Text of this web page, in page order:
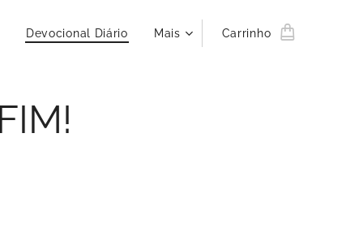
Devocional Diário Mais Carrinho